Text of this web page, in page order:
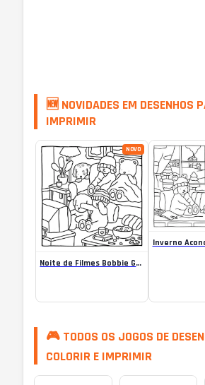
🆕 NOVIDADES EM DESENHOS
IMPRIMIR
NOVO
Noite de Filmes Bobbie Goods para colorir
🎮 TODOS OS JOGOS DE
COLORIR E IMPRIMIR